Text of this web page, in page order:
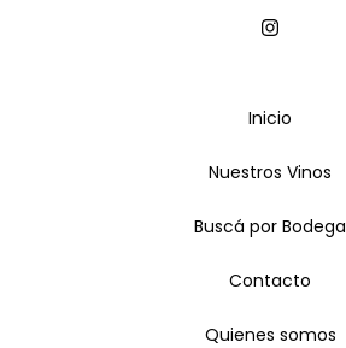
Inicio
Nuestros Vinos
Buscá por Bodega
Contacto
Quienes somos